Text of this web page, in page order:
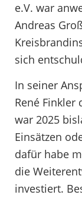
e.V. war
Andreas
sich
In seiner
René Finkler
war 2025
Einsätzen
dafür habe
die
investiert.